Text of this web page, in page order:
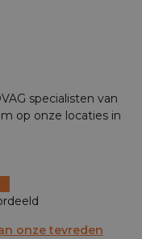
specialisten van
op onze locaties in
onze tevreden